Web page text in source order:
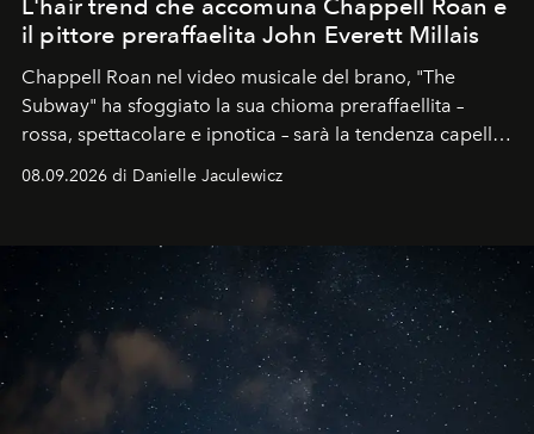
il pittore preraffaelita John Everett Millais
Chappell Roan nel video musicale del brano, "The
Subway" ha sfoggiato la sua chioma preraffaellita –
rossa, spettacolare e ipnotica – sarà la tendenza capelli
08.09.2026 di Danielle Jaculewicz